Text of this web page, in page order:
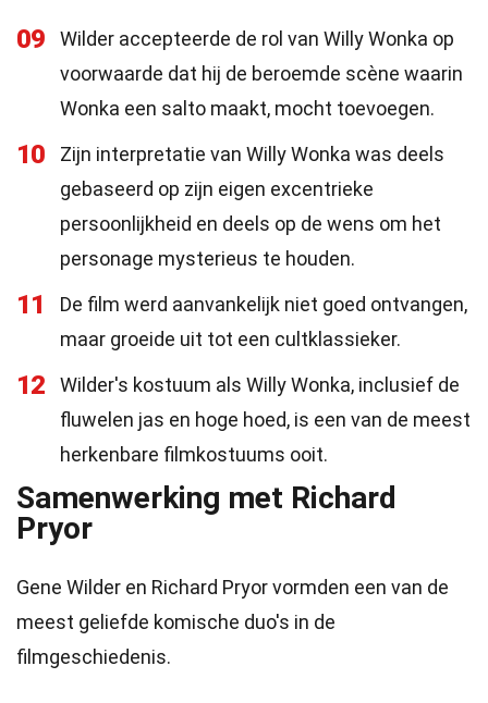
09
Wilder accepteerde de rol van Willy Wonka op
voorwaarde dat hij de beroemde scène waarin
Wonka een salto maakt, mocht toevoegen.
10
Zijn interpretatie van Willy Wonka was deels
gebaseerd op zijn eigen excentrieke
persoonlijkheid en deels op de wens om het
personage mysterieus te houden.
11
De film werd aanvankelijk niet goed ontvangen,
maar groeide uit tot een cultklassieker.
12
Wilder's kostuum als Willy Wonka, inclusief de
fluwelen jas en hoge hoed, is een van de meest
herkenbare filmkostuums ooit.
Samenwerking met Richard
Pryor
Gene Wilder en Richard Pryor vormden een van de
meest geliefde komische duo's in de
filmgeschiedenis.